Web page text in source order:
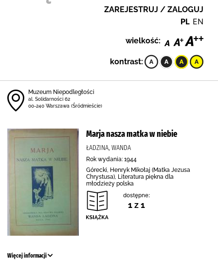
ZAREJESTRUJ / ZALOGUJ
PL EN
wielkość:
kontrast:
Muzeum Niepodległości
al. Solidarności 62
00-240 Warszawa (Śródmieście)
Marja nasza matka w niebie
ŁADZINA, WANDA
Rok wydania: 1944
Górecki, Henryk Mikołaj (Matka Jezusa
Chrystusa), Literatura piękna dla
młodzieży polska
dostępne:
1 z 1
Więcej informacji